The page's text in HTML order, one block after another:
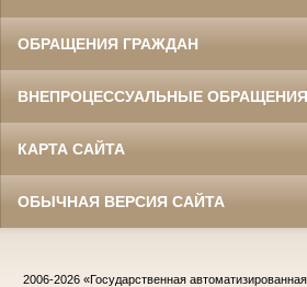
ОБРАЩЕНИЯ ГРАЖДАН
ВНЕПРОЦЕССУАЛЬНЫЕ ОБРАЩЕНИЯ
КАРТА САЙТА
ОБЫЧНАЯ ВЕРСИЯ САЙТА
2006-2026 «Государственная